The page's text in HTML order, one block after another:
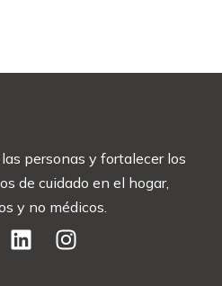
personas y fortalecer los
de cuidado en el hogar,
y no médicos.
L
I